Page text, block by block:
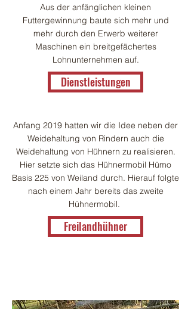
Aus der anfänglichen kleinen
Futtergewinnung baute sich mehr und
mehr durch den Erwerb weiterer
Maschinen ein breitgefächertes
Lohnunternehmen auf.
Anfang 2019 hatten wir die Idee neben der
Weidehaltung von Rindern auch die
Weidehaltung von Hühnern zu realisieren.
Hier setzte sich das Hühnermobil Hümo
Basis 225 von Weiland durch. Hierauf folgte
nach einem Jahr bereits das zweite
Hühnermobil.
Dienstleistungen
Freilandhühner